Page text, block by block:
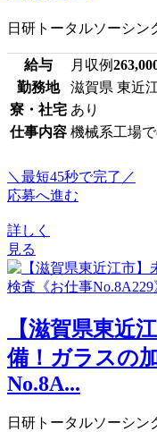
日研トータルソーシン
給与 月収例
勤務地
滋賀県 東近
寮・社宅 あり
仕事内容 機械系工場
＼最短45秒で完了／
応募へ進む
詳しく
見る
【滋賀県東近
備！ガラスの
No.8A...
日研トータルソーシン